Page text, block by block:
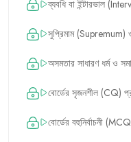
ব্যবধি বা ইন্টারভাল
সুপ্রিমাম (Supremum)
অসমতার সাধারণ ধর্ম ও
বোর্ডের সৃজনশীল (CQ)
বোর্ডের বহুনির্বাচনী